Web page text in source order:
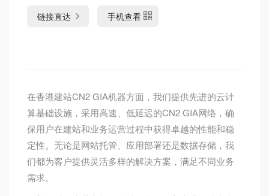
链接直达 手机查看
在香港建站CN2 GIA机器方面，我们提供先进的云计
算基础设施，采用高速、低延迟的CN2 GIA网络，确
保用户在建站和业务运营过程中获得卓越的性能和稳
定性。无论是网站托管、应用部署还是数据存储，我
们都为客户提供灵活多样的解决方案，满足不同业务
需求。